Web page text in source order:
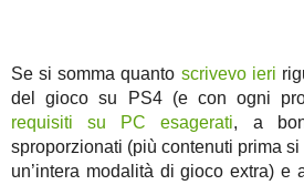
Se si somma quanto scrivevo ieri
del gioco su PS4 (e con ogni
requisiti su PC esagerati, a
sproporzionati (più contenuti prima
un’intera modalità di gioco extra) e